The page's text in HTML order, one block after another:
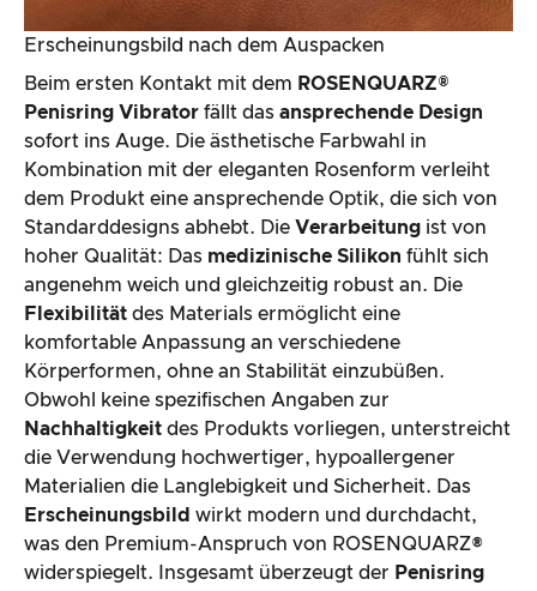
Erscheinungsbild nach dem Auspacken
Beim ersten Kontakt mit dem ROSENQUARZ®
Penisring Vibrator fällt das ansprechende Design
sofort ins Auge. Die ästhetische Farbwahl in
Kombination mit der eleganten Rosenform verleiht
dem Produkt eine ansprechende Optik, die sich von
Standarddesigns abhebt. Die Verarbeitung ist von
hoher Qualität: Das medizinische Silikon fühlt sich
angenehm weich und gleichzeitig robust an. Die
Flexibilität des Materials ermöglicht eine
komfortable Anpassung an verschiedene
Körperformen, ohne an Stabilität einzubüßen.
Obwohl keine spezifischen Angaben zur
Nachhaltigkeit des Produkts vorliegen, unterstreicht
die Verwendung hochwertiger, hypoallergener
Materialien die Langlebigkeit und Sicherheit. Das
Erscheinungsbild wirkt modern und durchdacht,
was den Premium-Anspruch von ROSENQUARZ®
widerspiegelt. Insgesamt überzeugt der Penisring